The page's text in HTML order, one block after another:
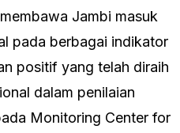
Jambi masuk
pada berbagai indikator
positif yang telah diraih
dalam penilaian
Monitoring Center for